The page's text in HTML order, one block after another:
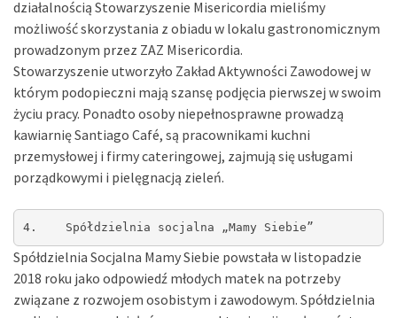
działalnością Stowarzyszenie Misericordia mieliśmy
możliwość skorzystania z obiadu w lokalu gastronomicznym
prowadzonym przez ZAZ Misericordia.
Stowarzyszenie utworzyło Zakład Aktywności Zawodowej w
którym podopieczni mają szansę podjęcia pierwszej w swoim
życiu pracy. Ponadto osoby niepełnosprawne prowadzą
kawiarnię Santiago Café, są pracownikami kuchni
przemysłowej i firmy cateringowej, zajmują się usługami
porządkowymi i pielęgnacją zieleń.
4.    Spółdzielnia socjalna „Mamy Siebie”
Spółdzielnia Socjalna Mamy Siebie powstała w listopadzie
2018 roku jako odpowiedź młodych matek na potrzeby
związane z rozwojem osobistym i zawodowym. Spółdzielnia